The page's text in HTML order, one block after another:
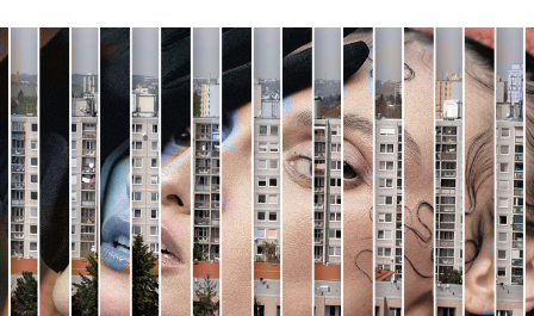
Pro děti
edu
Vše o ČT